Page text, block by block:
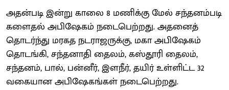
அதன்படி இன்று காலை 8 மணிக்கு மேல் சந்தனம்படி
களைதல் அபிஷேகம் நடைபெற்றது. அதனைத்
தொடர்ந்து மரகத நடராஜருக்கு, மகா அபிஷேகம்
தொடங்கி, சந்தனாதி தைலம், கஸ்தூரி தைலம்,
சந்தனம், பால், பன்னீர், இளநீர், தயிர் உள்ளிட்ட 32
வகையான அபிஷேகங்கள் நடைபெற்றது.